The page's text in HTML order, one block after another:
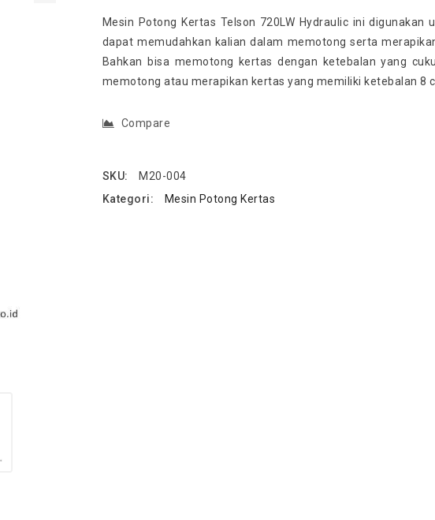
Mesin Potong Kertas Telson 720LW Hydraulic ini digunakan
dapat memudahkan kalian dalam memotong serta
Bahkan bisa memotong kertas dengan ketebalan yang
memotong atau merapikan kertas yang memiliki ketebalan 8
Compare
SKU:
M20-004
Kategori:
Mesin Potong Kertas